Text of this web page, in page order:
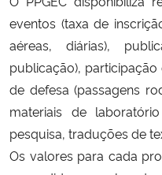
Secretaria de Governo
Gabinete de Segurança
Advocacia-Geral da União
Banco Central do Brasil
eventos (taxa de
aéreas, diárias),
publicação),
de defesa (passagens
materiais de
pesquisa, traduções de
Os valores para cada